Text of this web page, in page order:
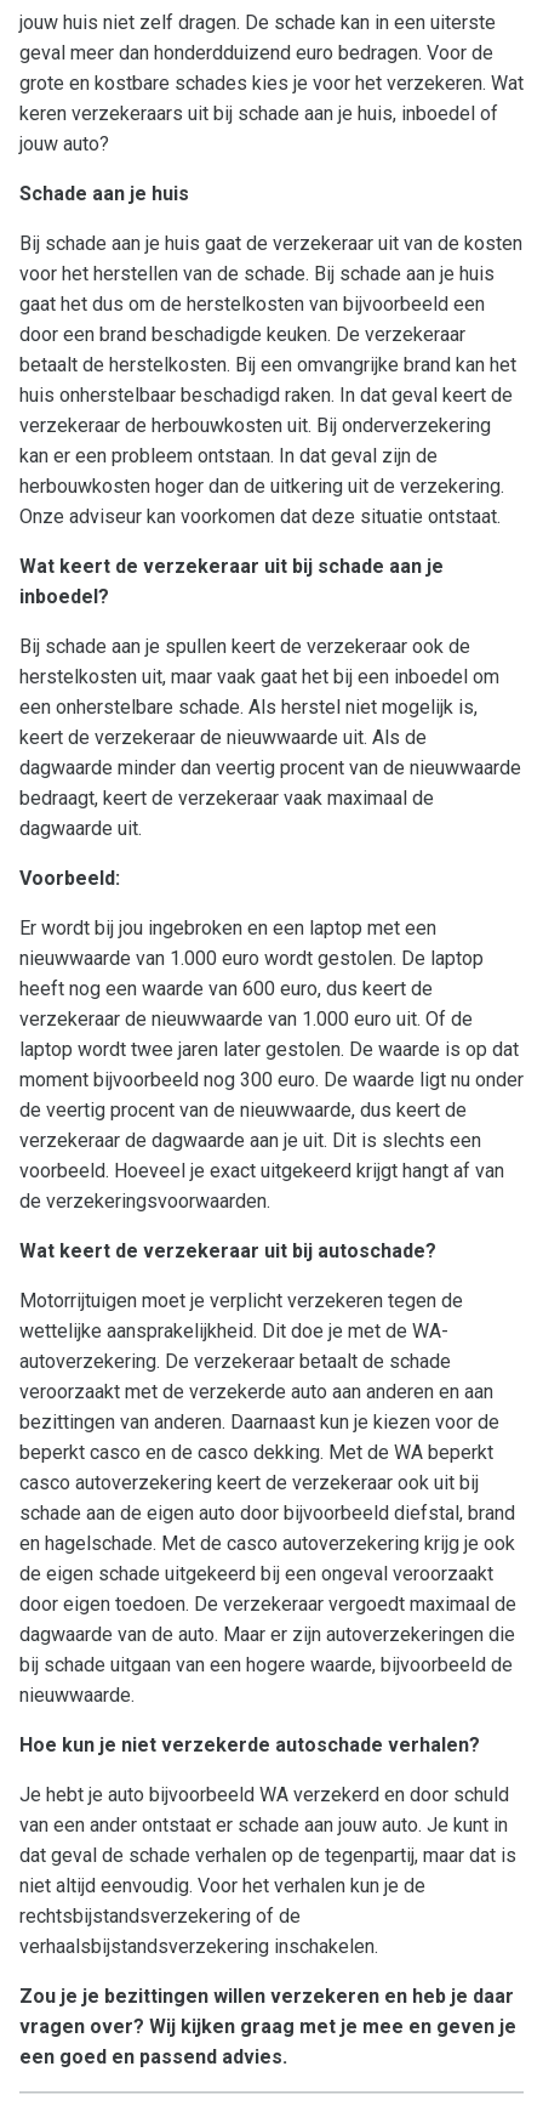
Over ons
Nieuws
Contact
Downloads
Werken bij
Contact
Hoofdstraat 16
9801 BX Zuidhorn
9363 AZ Marum
0594-501 501
info@dijkstramakelaardij.nl
BTW nr. NL825607115B01
jouw huis niet zelf dragen. De schade kan in een uiterste
geval meer dan honderdduizend euro bedragen. Voor de
grote en kostbare schades kies je voor het verzekeren. Wat
keren verzekeraars uit bij schade aan je huis, inboedel of
jouw auto?
Schade aan je huis
Bij schade aan je huis gaat de verzekeraar uit van de kosten
voor het herstellen van de schade. Bij schade aan je huis
gaat het dus om de herstelkosten van bijvoorbeeld een
door een brand beschadigde keuken. De verzekeraar
betaalt de herstelkosten. Bij een omvangrijke brand kan het
huis onherstelbaar beschadigd raken. In dat geval keert de
verzekeraar de herbouwkosten uit. Bij onderverzekering
kan er een probleem ontstaan. In dat geval zijn de
herbouwkosten hoger dan de uitkering uit de verzekering.
Onze adviseur kan voorkomen dat deze situatie ontstaat.
Wat keert de verzekeraar uit bij schade aan je
inboedel?
Bij schade aan je spullen keert de verzekeraar ook de
herstelkosten uit, maar vaak gaat het bij een inboedel om
een onherstelbare schade. Als herstel niet mogelijk is,
keert de verzekeraar de nieuwwaarde uit. Als de
dagwaarde minder dan veertig procent van de nieuwwaarde
bedraagt, keert de verzekeraar vaak maximaal de
dagwaarde uit.
Voorbeeld:
Er wordt bij jou ingebroken en een laptop met een
nieuwwaarde van 1.000 euro wordt gestolen. De laptop
heeft nog een waarde van 600 euro, dus keert de
verzekeraar de nieuwwaarde van 1.000 euro uit. Of de
laptop wordt twee jaren later gestolen. De waarde is op dat
moment bijvoorbeeld nog 300 euro. De waarde ligt nu onder
de veertig procent van de nieuwwaarde, dus keert de
verzekeraar de dagwaarde aan je uit. Dit is slechts een
voorbeeld. Hoeveel je exact uitgekeerd krijgt hangt af van
de verzekeringsvoorwaarden.
Wat keert de verzekeraar uit bij autoschade?
Motorrijtuigen moet je verplicht verzekeren tegen de
wettelijke aansprakelijkheid. Dit doe je met de WA-
autoverzekering. De verzekeraar betaalt de schade
veroorzaakt met de verzekerde auto aan anderen en aan
bezittingen van anderen. Daarnaast kun je kiezen voor de
beperkt casco en de casco dekking. Met de WA beperkt
casco autoverzekering keert de verzekeraar ook uit bij
schade aan de eigen auto door bijvoorbeeld diefstal, brand
en hagelschade. Met de casco autoverzekering krijg je ook
de eigen schade uitgekeerd bij een ongeval veroorzaakt
door eigen toedoen. De verzekeraar vergoedt maximaal de
dagwaarde van de auto. Maar er zijn autoverzekeringen die
bij schade uitgaan van een hogere waarde, bijvoorbeeld de
nieuwwaarde.
Hoe kun je niet verzekerde autoschade verhalen?
Je hebt je auto bijvoorbeeld WA verzekerd en door schuld
van een ander ontstaat er schade aan jouw auto. Je kunt in
dat geval de schade verhalen op de tegenpartij, maar dat is
niet altijd eenvoudig. Voor het verhalen kun je de
rechtsbijstandsverzekering of de
verhaalsbijstandsverzekering inschakelen.
Zou je je bezittingen willen verzekeren en heb je daar
vragen over? Wij kijken graag met je mee en geven je
een goed en passend advies.